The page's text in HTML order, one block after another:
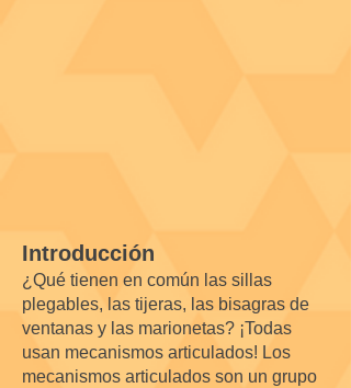
Introducción
¿Qué tienen en común las sillas
plegables, las tijeras, las bisagras de
ventanas y las marionetas? ¡Todas
usan mecanismos articulados! Los
mecanismos articulados son un grupo